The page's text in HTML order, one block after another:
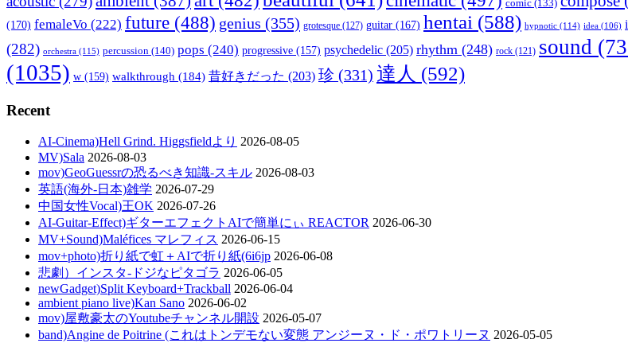
comic (133)
(170) femaleVo (222) future (488) genius (355) grotesque (127) guitar (167) hentai (588) hypnotic (114) idea (106)
(282) orchestra (115) percussion (140) pops (240) progressive (157) psychedelic (205) rhythm (248) rock (121) sound
(1035) w (159) walkthrough (184) 昔好きだった (203) 珍 (331) 達人 (592)
Recent
AI-Cinema)Hell Grind. Higgsfieldより 2026-08-05
MV)Sala 2026-08-03
mov)GeoGuessrの恐るべき知識-スキル 2026-08-03
英語(海外-日本)雑学 2026-07-29
中国女性Vocal)王OK 2026-07-26
AI-Guitar-Effect)ギターエフェクトAIで簡単にぃ REACTOR 2026-06-30
MV+Sound)Maléfices マレフィス 2026-06-15
mov+photo)折り紙で虹＋AIで折り紙(6i6jp 2026-06-08
悲劇）インスタ-ドジなピタゴラ 2026-06-05
newGadget)Split Keyboard+Trackball 2026-06-04
ambient piano live)Kan Sano 2026-06-02
mov)屋敷豪太のYoutubeチャンネル開設 2026-05-07
band)Angine de Poitrine (これはトンデモない変態 アンジーヌ・ド・ポワトリーヌ 2026-05-05